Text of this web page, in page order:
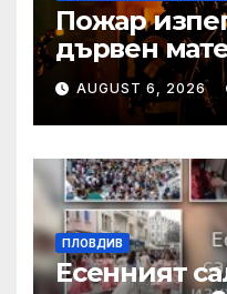
Пожар
дървен
земеделска
AUGUST 6, 2026
ПЛОВДИВ
Есенният